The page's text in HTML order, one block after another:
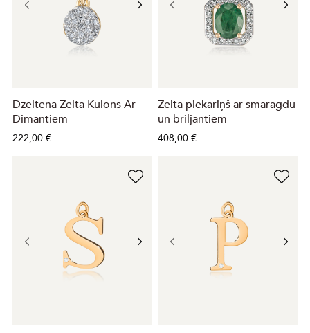
Dzeltena Zelta Kulons Ar
Dimantiem
222,00 €
Zelta piekariņš ar smaragdu
un briljantiem
408,00 €